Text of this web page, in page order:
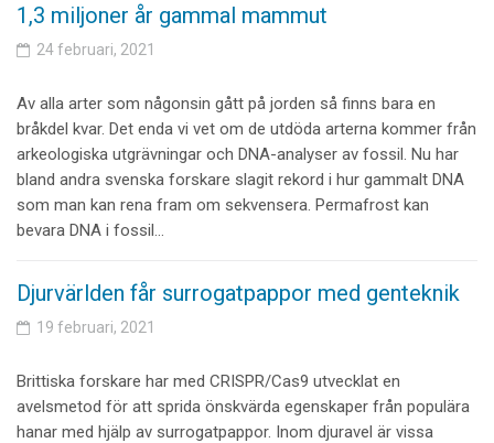
1,3 miljoner år gammal mammut
24 februari, 2021
Av alla arter som någonsin gått på jorden så finns bara en
bråkdel kvar. Det enda vi vet om de utdöda arterna kommer från
arkeologiska utgrävningar och DNA-analyser av fossil. Nu har
bland andra svenska forskare slagit rekord i hur gammalt DNA
som man kan rena fram om sekvensera. Permafrost kan
bevara DNA i fossil…
Djurvärlden får surrogatpappor med genteknik
19 februari, 2021
Brittiska forskare har med CRISPR/Cas9 utvecklat en
avelsmetod för att sprida önskvärda egenskaper från populära
hanar med hjälp av surrogatpappor. Inom djuravel är vissa